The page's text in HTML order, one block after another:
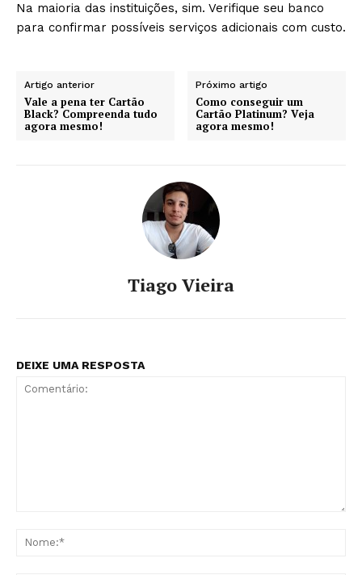
Na maioria das instituições, sim. Verifique seu banco
para confirmar possíveis serviços adicionais com custo.
Artigo anterior
Vale a pena ter Cartão
Black? Compreenda tudo
agora mesmo!
Próximo artigo
Como conseguir um
Cartão Platinum? Veja
agora mesmo!
Tiago Vieira
DEIXE UMA RESPOSTA